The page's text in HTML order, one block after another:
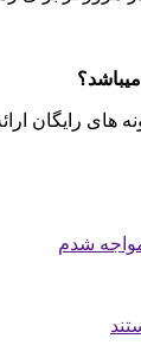
نیاز دارید؟
های رایگان